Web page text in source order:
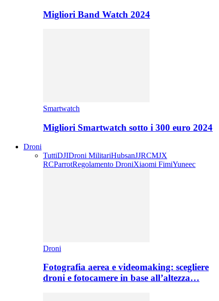
Migliori Band Watch 2024
Smartwatch
Migliori Smartwatch sotto i 300 euro 2024
Droni
TuttiDJIDroni MilitariHubsanJJRCMJX
RCParrotRegolamento DroniXiaomi FimiYuneec
Droni
Fotografia aerea e videomaking: scegliere
droni e fotocamere in base all’altezza…